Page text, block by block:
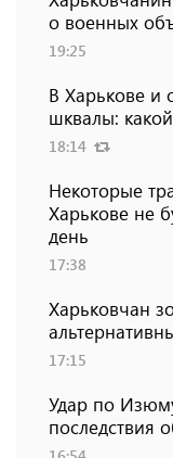
о военных
19:25
В Харькове и
шквалы:
18:14
Некоторые
Харькове не
день
17:38
Харьковчан
17:15
Удар по
последствия